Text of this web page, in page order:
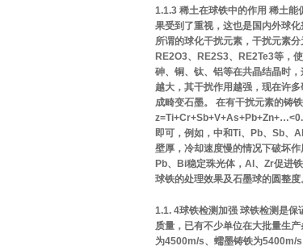
1.1.3 稀土在球铁中的作用 稀土
果受到了重视，这也是国内外球
所谓的球化干扰元素，干扰元素
RE2O3、RE2S3、RE2Te3等，
砷、铜、钛、铝等在共晶结晶时
越大，其干扰作用越强，现在许
成畸变石墨。 在有干扰元素的铸
即可，例如，中和Ti、Pb、Sb、
壁厚，冷却速度慢的情况下破坏
Pb、Bi稳定珠光体，Al、Zr促进
球铁的处理效果及石墨球的圆整度
1.1. 4球铁检测加强 球铁检测是
质量，已有不少单位在大批量生
为4500m/s、蠕墨铸铁为5400m/